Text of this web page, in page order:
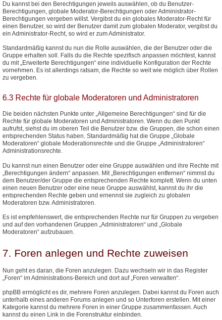
Du kannst bei den Berechtigungen jeweils auswählen, ob du Benutzer-
Berechtigungen, globale Moderator-Berechtigungen oder Administrator-
Berechtigungen vergeben willst. Vergibst du ein globales Moderator-Recht für
einen Benutzer, so wird der Benutzer damit zum globalen Moderator, vergibst du
ein Administrator-Recht, so wird er zum Administrator.
Standardmäßig kannst du nun die Rolle auswählen, die der Benutzer oder die
Gruppe erhalten soll. Falls du die Rechte spezifisch anpassen möchtest, kannst
du mit „Erweiterte Berechtigungen“ eine individuelle Konfiguration der Rechte
vornehmen. Es ist allerdings ratsam, die Rechte so weit wie möglich über Rollen
zu vergeben.
6.3 Rechte für globale Moderatoren und Administratoren
Die beiden nächsten Punkte unter „Allgemeine Berechtigungen“ sind für die
Rechte für globale Moderatoren und Administratoren. Wenn du den Punkt
aufrufst, siehst du im oberen Teil die Benutzer bzw. die Gruppen, die schon einen
entsprechenden Status haben. Standardmäßig hat die Gruppe „Globale
Moderatoren“ globale Moderationsrechte und die Gruppe „Administratoren“
Administrationsrechte.
Du kannst nun einen Benutzer oder eine Gruppe auswählen und ihre Rechte mit
„Berechtigungen ändern“ anpassen. Mit „Berechtigungen entfernen“ nimmst du
dem Benutzer/der Gruppe die entsprechenden Rechte komplett. Wenn du unten
einen neuen Benutzer oder eine neue Gruppe auswählst, kannst du ihr die
entsprechenden Rechte geben und ernennst sie zugleich zu globalen
Moderatoren bzw. Administratoren.
Es ist empfehlenswert, die entsprechenden Rechte nur für Gruppen zu vergeben
und auf den vorhandenen Gruppen „Administratoren“ und „Globale
Moderatoren“ aufzubauen.
7. Foren anlegen und Rechte zuweisen
Nun geht es daran, die Foren anzulegen. Dazu wechseln wir in das Register
„Foren“ im Administrations-Bereich und dort auf „Foren verwalten“.
phpBB ermöglicht es dir, mehrere Foren anzulegen. Dabei kannst du Foren auch
unterhalb eines anderen Forums anlegen und so Unterforen erstellen. Mit einer
Kategorie kannst du mehrere Foren in einer Gruppe zusammenfassen. Auch
kannst du einen Link in die Forenstruktur einbinden.